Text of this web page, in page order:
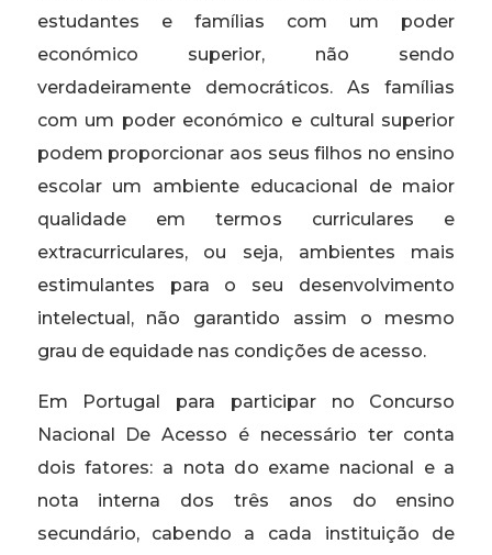
estudantes e famílias com um poder
económico superior, não sendo
verdadeiramente democráticos. As famílias
com um poder económico e cultural superior
podem proporcionar aos seus filhos no ensino
escolar um ambiente educacional de maior
qualidade em termos curriculares e
extracurriculares, ou seja, ambientes mais
estimulantes para o seu desenvolvimento
intelectual, não garantido assim o mesmo
grau de equidade nas condições de acesso.
Em Portugal para participar no Concurso
Nacional De Acesso é necessário ter conta
dois fatores: a nota do exame nacional e a
nota interna dos três anos do ensino
secundário, cabendo a cada instituição de